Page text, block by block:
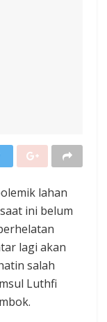
lahan
ini belum
lagi akan
salah
Luthfi